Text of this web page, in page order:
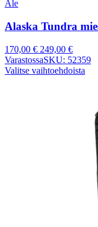
Ale
Alaska Tundra
170,00 € 249,00 €
VarastossaSKU: 52359
Valitse vaihtoehdoista